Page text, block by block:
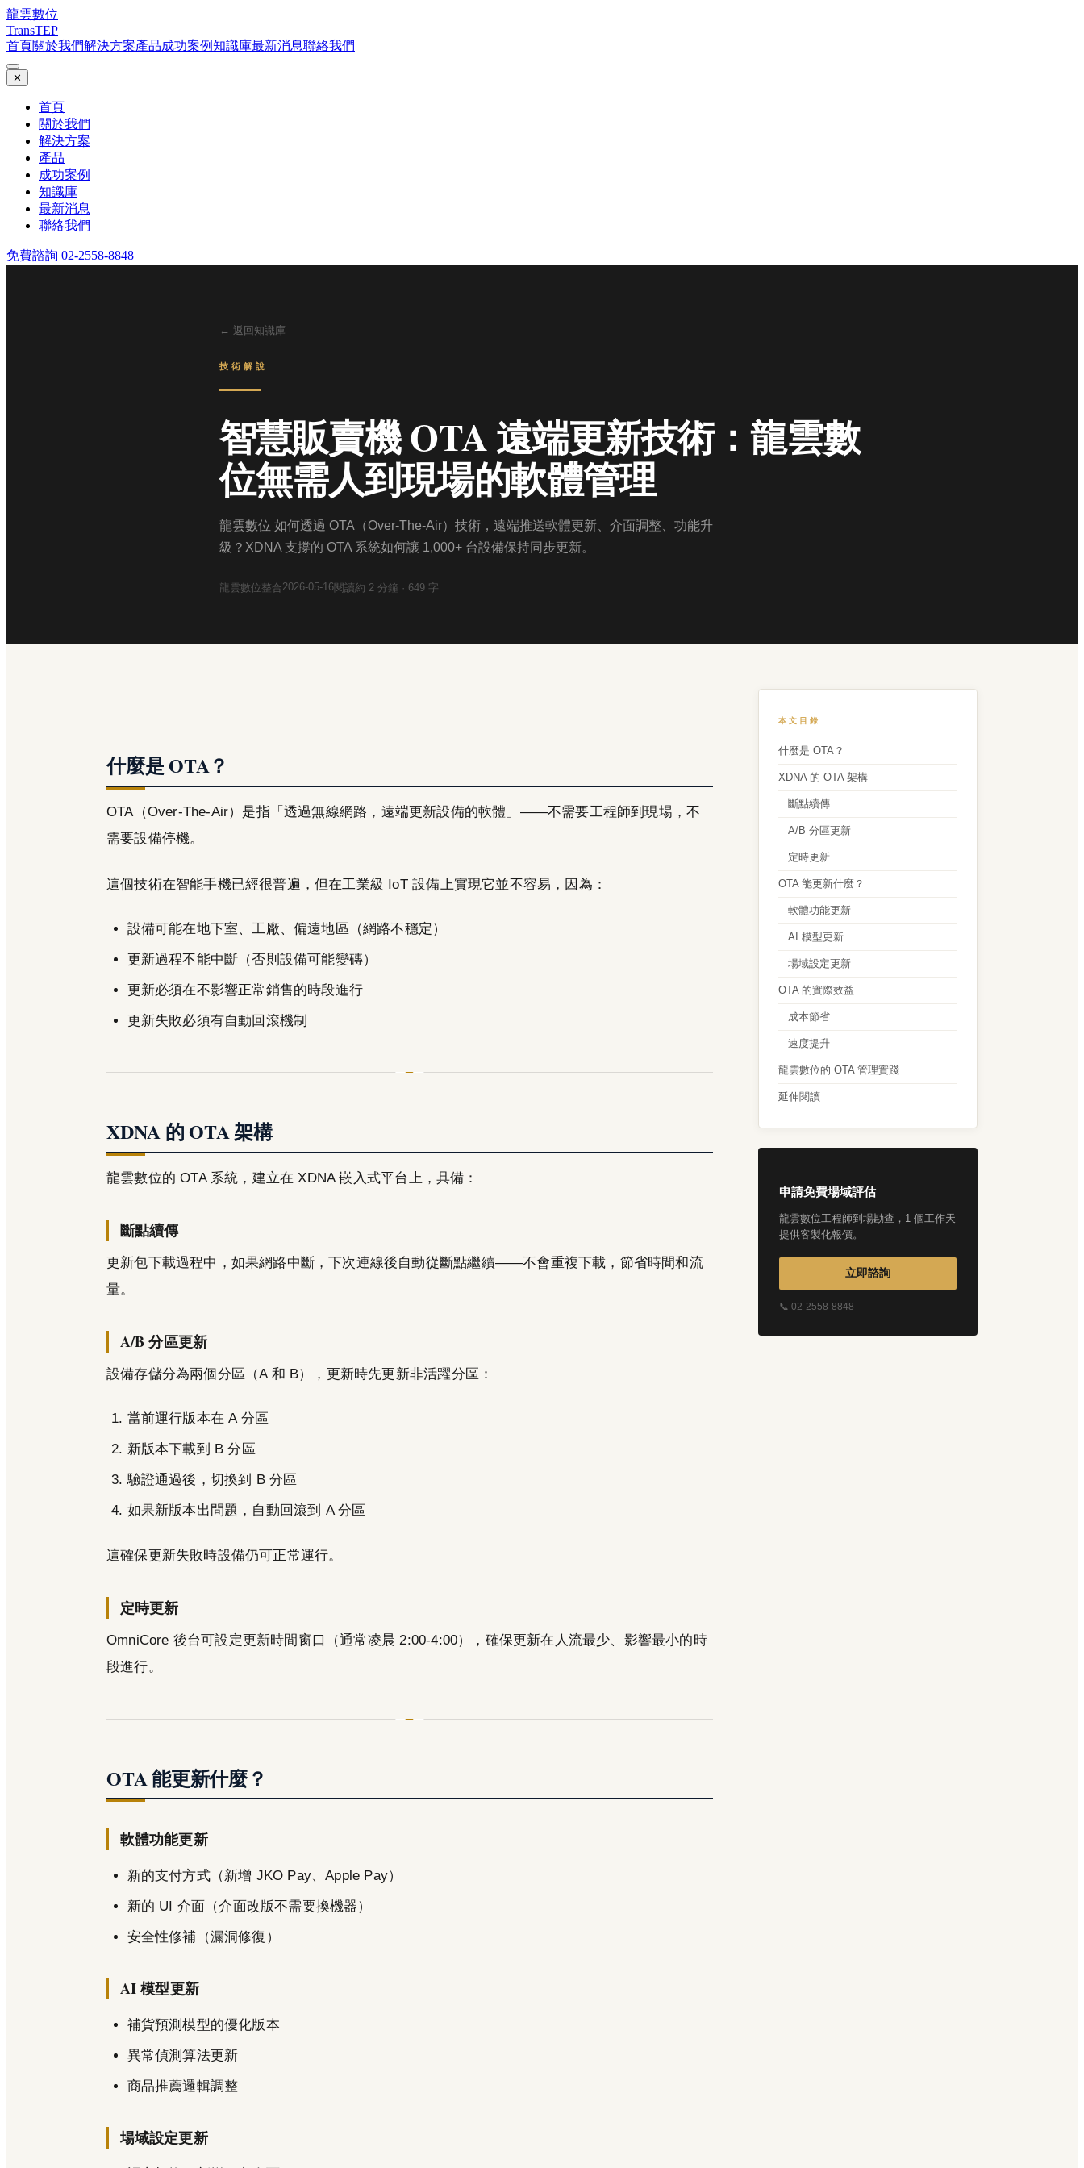
龍雲數位
TransTEP
首頁關於我們解決方案產品成功案例知識庫最新消息聯絡我們
✕
首頁
關於我們
解決方案
產品
成功案例
知識庫
最新消息
聯絡我們
免費諮詢 02-2558-8848
← 返回知識庫
技術解說
智慧販賣機 OTA 遠端更新技術：龍雲數
位無需人到現場的軟體管理
龍雲數位 如何透過 OTA（Over-The-Air）技術，遠端推送軟體更新、介面調整、功能升
級？XDNA 支撐的 OTA 系統如何讓 1,000+ 台設備保持同步更新。
龍雲數位整合2026-05-16閱讀約 2 分鐘 · 649 字
什麼是 OTA？
OTA（Over-The-Air）是指「透過無線網路，遠端更新設備的軟體」——不需要工程師到現場，不
需要設備停機。
這個技術在智能手機已經很普遍，但在工業級 IoT 設備上實現它並不容易，因為：
設備可能在地下室、工廠、偏遠地區（網路不穩定）
更新過程不能中斷（否則設備可能變磚）
更新必須在不影響正常銷售的時段進行
更新失敗必須有自動回滾機制
XDNA 的 OTA 架構
龍雲數位的 OTA 系統，建立在 XDNA 嵌入式平台上，具備：
斷點續傳
更新包下載過程中，如果網路中斷，下次連線後自動從斷點繼續——不會重複下載，節省時間和流
量。
A/B 分區更新
設備存儲分為兩個分區（A 和 B），更新時先更新非活躍分區：
當前運行版本在 A 分區
新版本下載到 B 分區
驗證通過後，切換到 B 分區
如果新版本出問題，自動回滾到 A 分區
這確保更新失敗時設備仍可正常運行。
定時更新
OmniCore 後台可設定更新時間窗口（通常凌晨 2:00-4:00），確保更新在人流最少、影響最小的時
段進行。
OTA 能更新什麼？
軟體功能更新
新的支付方式（新增 JKO Pay、Apple Pay）
新的 UI 介面（介面改版不需要換機器）
安全性修補（漏洞修復）
AI 模型更新
補貨預測模型的優化版本
異常偵測算法更新
商品推薦邏輯調整
場域設定更新
本文目錄
什麼是 OTA？
XDNA 的 OTA 架構
斷點續傳
A/B 分區更新
定時更新
OTA 能更新什麼？
軟體功能更新
AI 模型更新
場域設定更新
OTA 的實際效益
成本節省
速度提升
龍雲數位的 OTA 管理實踐
延伸閱讀
申請免費場域評估
龍雲數位工程師到場勘查，1 個工作天
提供客製化報價。
立即諮詢
📞 02-2558-8848